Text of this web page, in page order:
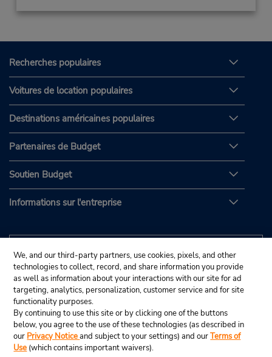
Recherches populaires
Voitures de location populaires
Destinations américaines populaires
Partenaires de Budget
Soutien Budget
Informations sur l'entreprise
We, and our third-party partners, use cookies, pixels, and other
technologies to collect, record, and share information you provide
as well as information about your interactions with our site for ad
targeting, analytics, personalization, customer service and for site
functionality purposes.
By continuing to use this site or by clicking one of the buttons
below, you agree to the use of these technologies (as described in
our Privacy Noticeand subject to your settings) and ourTerms of
Use (which contains important waivers).